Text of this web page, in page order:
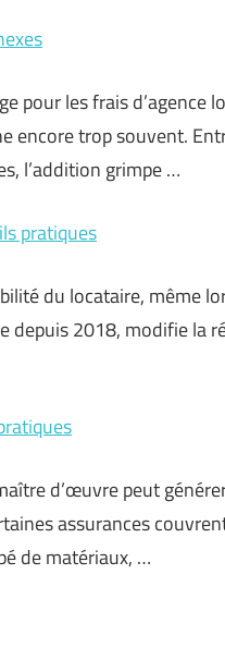
pour les frais d’agence
encore trop souvent.
l’addition grimpe …
pratiques
du locataire, même
depuis 2018, modifie la
d’œuvre peut
assurances
de matériaux, …